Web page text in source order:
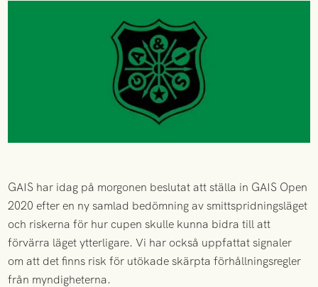
GAIS har idag på morgonen beslutat att ställa in GAIS Open
2020 efter en ny samlad bedömning av smittspridningsläget
och riskerna för hur cupen skulle kunna bidra till att
förvärra läget ytterligare. Vi har också uppfattat signaler
om att det finns risk för utökade skärpta förhållningsregler
från myndigheterna.